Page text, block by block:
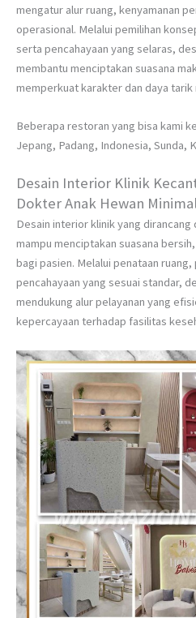
mengatur alur ruang, kenyamanan
operasional. Melalui pemilihan
serta pencahayaan yang selaras,
membantu menciptakan suasana
memperkuat karakter dan daya tarik
Beberapa restoran yang bisa kami
Jepang, Padang, Indonesia, Sunda,
Desain Interior Klinik
Dokter Anak Hewan
Desain interior klinik yang
mampu menciptakan suasana
bagi pasien. Melalui penataan
pencahayaan yang sesuai standar,
mendukung alur pelayanan yang
kepercayaan terhadap fasilitas